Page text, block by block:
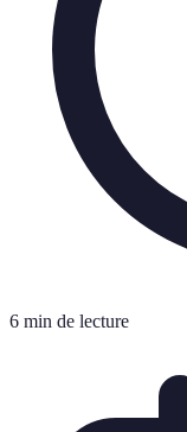
6 min de lecture